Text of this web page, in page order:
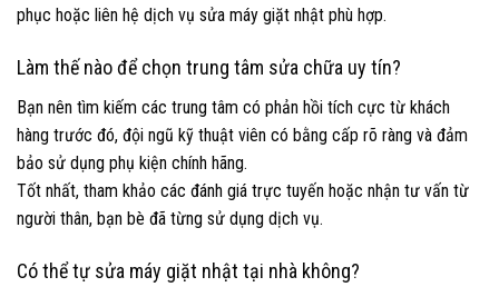
phục hoặc liên hệ dịch vụ sửa máy giặt nhật phù hợp.
Làm thế nào để chọn trung tâm sửa chữa uy tín?
Bạn nên tìm kiếm các trung tâm có phản hồi tích cực từ khách
hàng trước đó, đội ngũ kỹ thuật viên có bằng cấp rõ ràng và đảm
bảo sử dụng phụ kiện chính hãng.
Tốt nhất, tham khảo các đánh giá trực tuyến hoặc nhận tư vấn từ
người thân, bạn bè đã từng sử dụng dịch vụ.
Có thể tự sửa máy giặt nhật tại nhà không?